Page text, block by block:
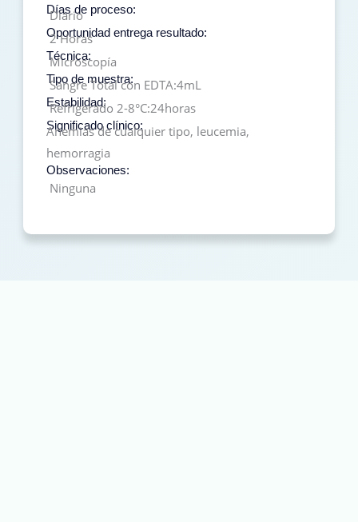
Días de proceso:
Diario
Oportunidad entrega resultado:
2 Horas
Técnica:
Microscopía
Tipo de muestra:
Sangre Total con EDTA:4mL
Estabilidad:
Refrigerado 2-8°C:24horas
Significado clínico:
Anemias de cualquier tipo, leucemia,
hemorragia
Observaciones:
Ninguna